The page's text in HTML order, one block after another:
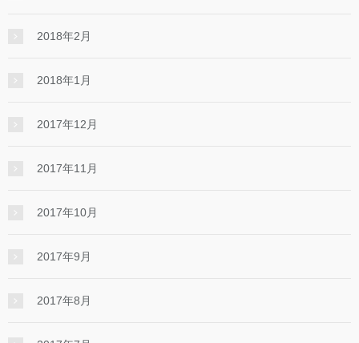
2018年2月
2018年1月
2017年12月
2017年11月
2017年10月
2017年9月
2017年8月